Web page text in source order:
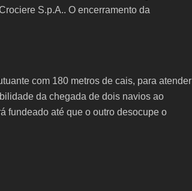
S.p.A.. O encerramento da
com 180 metros de cais, para atender
da chegada de dois navios ao
fundeado até que o outro desocupe o